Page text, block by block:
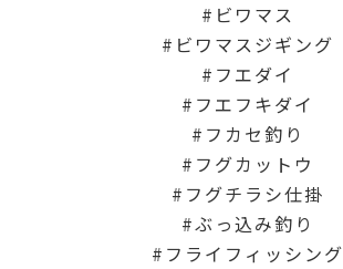
ビワマス
ビワマスジギング
フエダイ
フエフキダイ
フカセ釣り
フグカットウ
フグチラシ仕掛
ぶっ込み釣り
フライフィッシング